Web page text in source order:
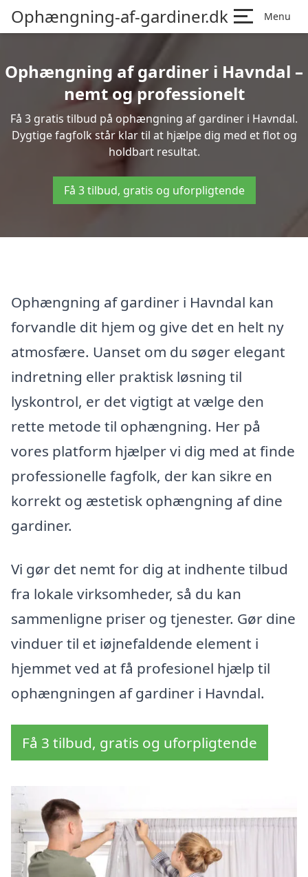
Ophængning-af-gardiner.dk Menu
Ophængning af gardiner i Havndal –
nemt og professionelt
Få 3 gratis tilbud på ophængning af gardiner i Havndal.
Dygtige fagfolk står klar til at hjælpe dig med et flot og
holdbart resultat.
Få 3 tilbud, gratis og uforpligtende
Ophængning af gardiner i Havndal kan
forvandle dit hjem og give det en helt ny
atmosfære. Uanset om du søger elegant
indretning eller praktisk løsning til
lyskontrol, er det vigtigt at vælge den
rette metode til ophængning. Her på
vores platform hjælper vi dig med at finde
professionelle fagfolk, der kan sikre en
korrekt og æstetisk ophængning af dine
gardiner.
Vi gør det nemt for dig at indhente tilbud
fra lokale virksomheder, så du kan
sammenligne priser og tjenester. Gør dine
vinduer til et iøjnefaldende element i
hjemmet ved at få profesionel hjælp til
ophængningen af gardiner i Havndal.
Få 3 tilbud, gratis og uforpligtende